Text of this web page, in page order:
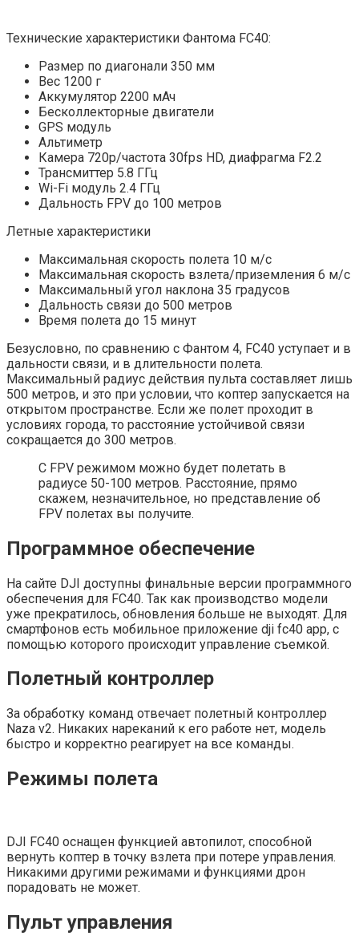
Технические характеристики Фантома FC40:
Размер по диагонали 350 мм
Вес 1200 г
Аккумулятор 2200 мАч
Бесколлекторные двигатели
GPS модуль
Альтиметр
Камера 720р/частота 30fps HD, диафрагма F2.2
Трансмиттер 5.8 ГГц
Wi-Fi модуль 2.4 ГГц
Дальность FPV до 100 метров
Летные характеристики
Максимальная скорость полета 10 м/с
Максимальная скорость взлета/приземления 6 м/с
Максимальный угол наклона 35 градусов
Дальность связи до 500 метров
Время полета до 15 минут
Безусловно, по сравнению с Фантом 4, FC40 уступает и в
дальности связи, и в длительности полета.
Максимальный радиус действия пульта составляет лишь
500 метров, и это при условии, что коптер запускается на
открытом пространстве. Если же полет проходит в
условиях города, то расстояние устойчивой связи
сокращается до 300 метров.
С FPV режимом можно будет полетать в
радиусе 50-100 метров. Расстояние, прямо
скажем, незначительное, но представление об
FPV полетах вы получите.
Программное обеспечение
На сайте DJI доступны финальные версии программного
обеспечения для FC40. Так как производство модели
уже прекратилось, обновления больше не выходят. Для
смартфонов есть мобильное приложение dji fc40 app, с
помощью которого происходит управление съемкой.
Полетный контроллер
За обработку команд отвечает полетный контроллер
Naza v2. Никаких нареканий к его работе нет, модель
быстро и корректно реагирует на все команды.
Режимы полета
DJI FC40 оснащен функцией автопилот, способной
вернуть коптер в точку взлета при потере управления.
Никакими другими режимами и функциями дрон
порадовать не может.
Пульт управления